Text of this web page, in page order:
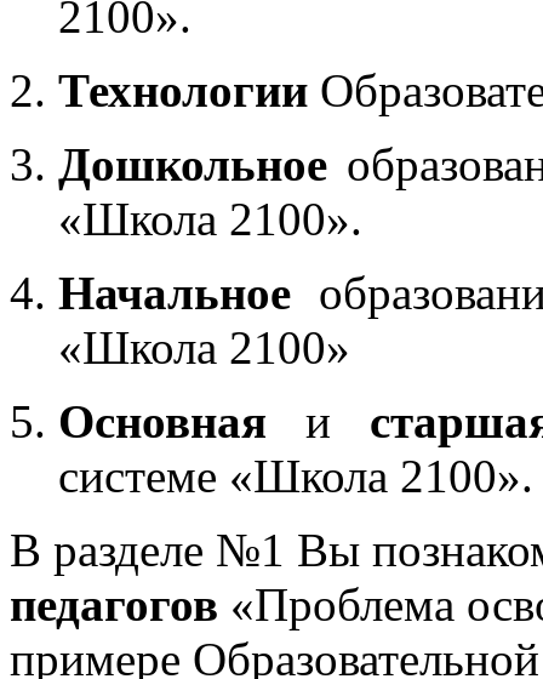
2100».
Технологии
Дошкольное
«Школа 2100».
Начальное
«Школа 2100»
Основная и
системе «Школа 2100».
В разделе №1 Вы
педагогов «Проблема
примере